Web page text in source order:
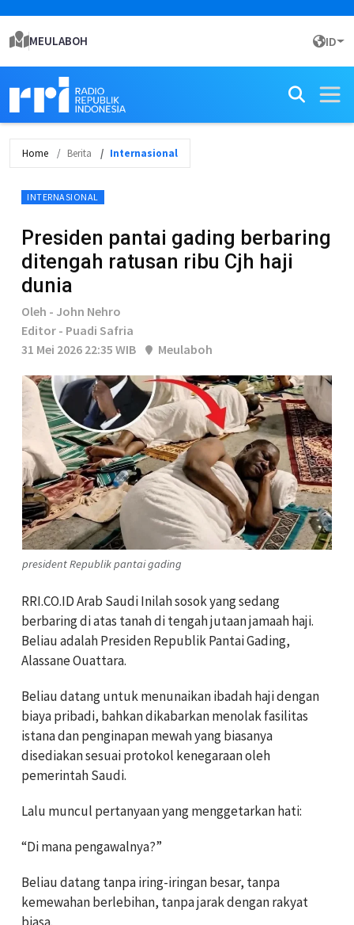
MEULABOH ID
Home Berita Internasional
INTERNASIONAL
Presiden pantai gading berbaring
ditengah ratusan ribu Cjh haji
dunia
Oleh - John Nehro
Editor - Puadi Safria
31 Mei 2026 22:35 WIB
Meulaboh
president Republik pantai gading
RRI.CO.ID Arab Saudi Inilah sosok yang sedang
berbaring di atas tanah di tengah jutaan jamaah haji.
Beliau adalah Presiden Republik Pantai Gading,
Alassane Ouattara.
Beliau datang untuk menunaikan ibadah haji dengan
biaya pribadi, bahkan dikabarkan menolak fasilitas
istana dan penginapan mewah yang biasanya
disediakan sesuai protokol kenegaraan oleh
pemerintah Saudi.
Lalu muncul pertanyaan yang menggetarkan hati:
“Di mana pengawalnya?”
Beliau datang tanpa iring-iringan besar, tanpa
kemewahan berlebihan, tanpa jarak dengan rakyat